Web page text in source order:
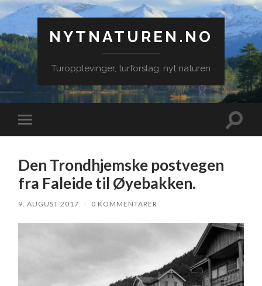
NYTNATUREN.NO
Turopplevinger, turforslag, nyt naturen
Veksle
mobilmeny
Veksle
Den Trondhjemske postvegen
fra Faleide til Øyebakken.
9. AUGUST 2017 / 0 KOMMENTARER